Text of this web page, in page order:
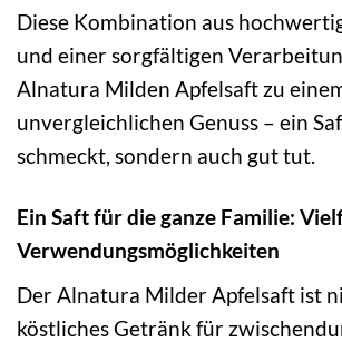
Diese Kombination aus
und einer sorgfältigen
Alnatura Milden Apfelsaft zu
unvergleichlichen Genuss – ein
schmeckt, sondern auch gut tut.
Ein Saft für die ganze Familie:
Verwendungsmöglichkeiten
Der Alnatura Milder Apfelsaft ist
köstliches Getränk für